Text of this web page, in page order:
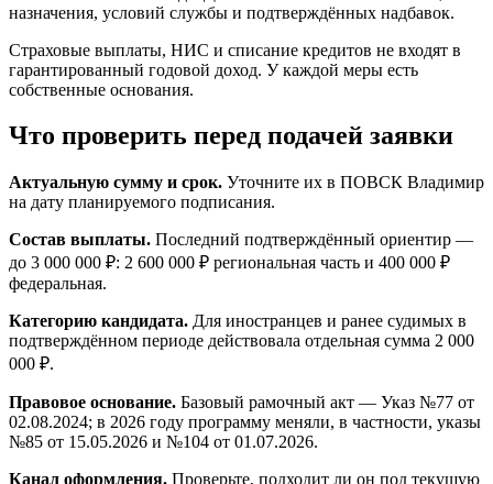
назначения, условий службы и подтверждённых надбавок.
Страховые выплаты, НИС и списание кредитов не входят в
гарантированный годовой доход. У каждой меры есть
собственные основания.
Что проверить перед подачей заявки
Актуальную сумму и срок. Уточните их в ПОВСК Владимир
на дату планируемого подписания.
Состав выплаты. Последний подтверждённый ориентир —
до 3 000 000 ₽: 2 600 000 ₽ региональная часть и 400 000 ₽
федеральная.
Категорию кандидата. Для иностранцев и ранее судимых в
подтверждённом периоде действовала отдельная сумма 2 000
000 ₽.
Правовое основание. Базовый рамочный акт — Указ №77 от
02.08.2024; в 2026 году программу меняли, в частности, указы
№85 от 15.05.2026 и №104 от 01.07.2026.
Канал оформления. Проверьте, подходит ли он под текущую